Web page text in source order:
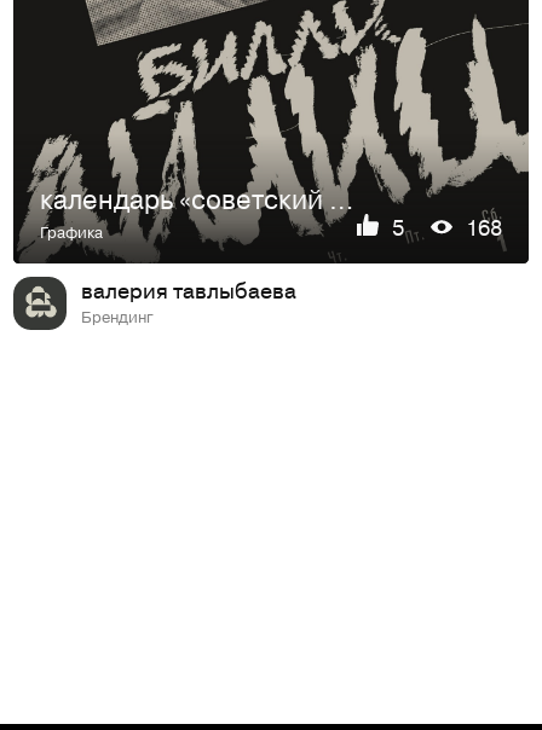
календарь «советский рок жив»
Графика 5 168
валерия тавлыбаева
Брендинг